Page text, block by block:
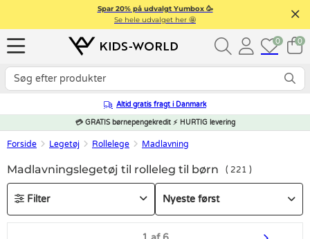
Spar 20% på udvalgt Yumbox 🥳
Se hele udvalget her 🤩
0 0
Altid gratis fragt i Danmark
💳 GRATIS børnepengekredit ⚡ HURTIG levering
Forside Legetøj Rollelege Madlavning
Madlavningslegetøj til rolleleg til børn 221
Filter